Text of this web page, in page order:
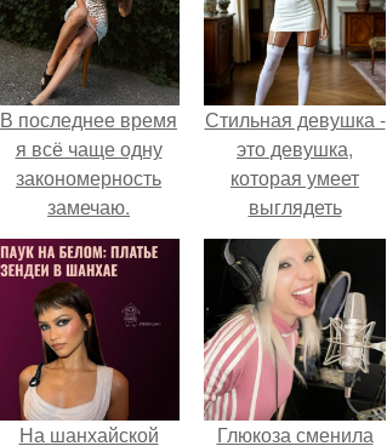
В последнее время
я всё чаще одну
закономерность
замечаю.
Стильная девушка -
это девушка,
которая умеет
выглядеть
привлекательно и
элегантно в любои
ситуации.
На шанхайской Глюкоза сменила